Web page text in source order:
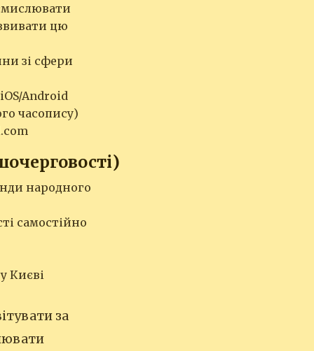
цю
зі сфери
Android
часопису)
народного
самостійно
Києві
за